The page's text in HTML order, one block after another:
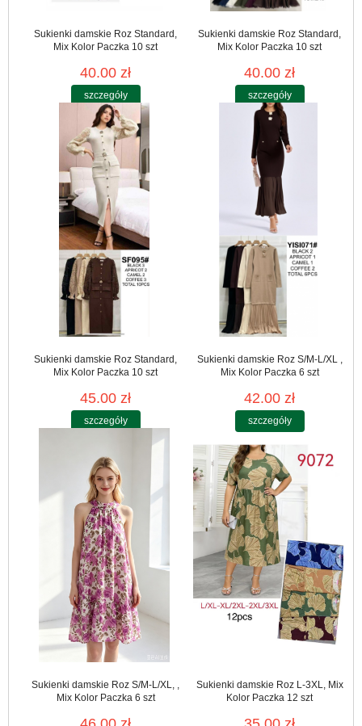
Sukienki damskie Roz Standard,
Mix Kolor Paczka 10 szt
40.00 zł
szczegóły
Sukienki damskie Roz Standard,
Mix Kolor Paczka 10 szt
40.00 zł
szczegóły
Sukienki damskie Roz Standard,
Mix Kolor Paczka 10 szt
45.00 zł
szczegóły
Sukienki damskie Roz S/M-L/XL ,
Mix Kolor Paczka 6 szt
42.00 zł
szczegóły
Sukienki damskie Roz S/M-L/XL, ,
Mix Kolor Paczka 6 szt
Sukienki damskie Roz L-3XL, Mix
Kolor Paczka 12 szt